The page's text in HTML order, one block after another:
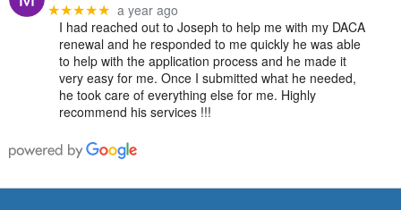
★★★★★ a year ago
I had reached out to Joseph to help me with my DACA
renewal and he responded to me quickly he was able
to help with the application process and he made it
very easy for me. Once I submitted what he needed,
he took care of everything else for me. Highly
recommend his services !!!